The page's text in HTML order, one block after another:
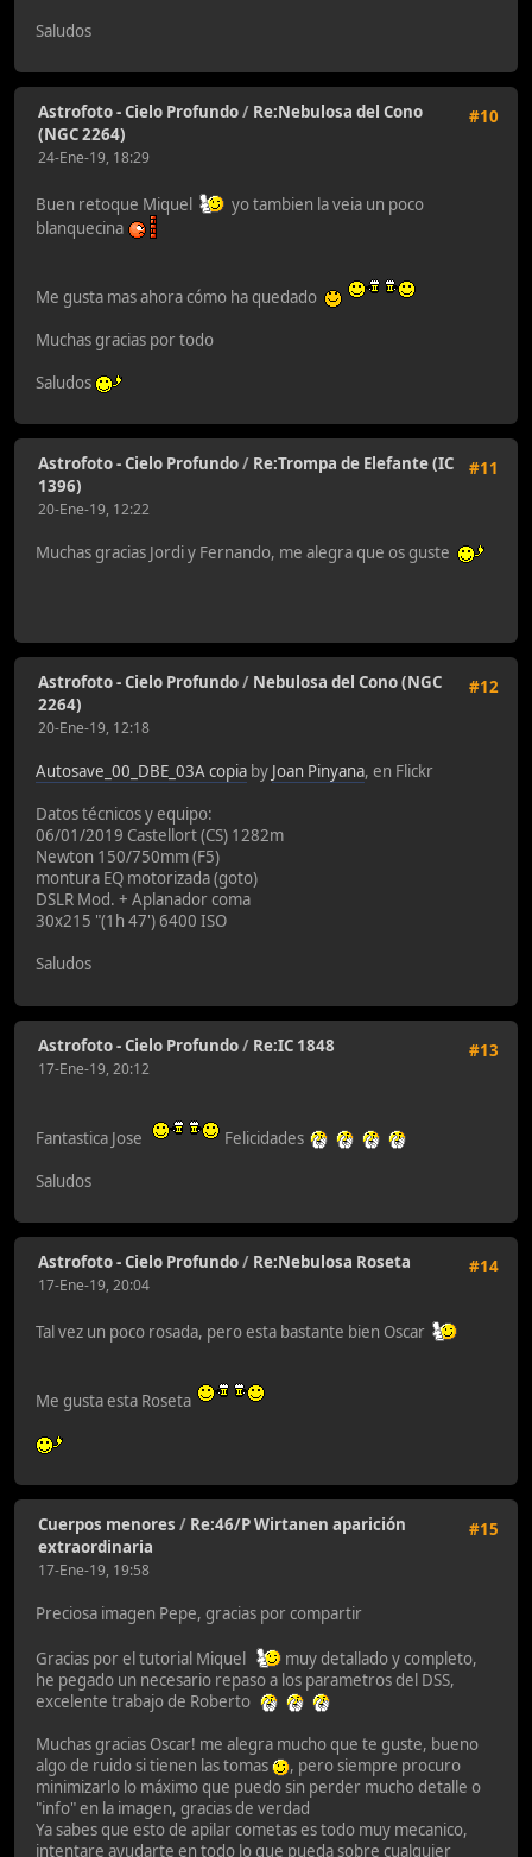
Saludos
#10
Astrofoto - Cielo Profundo/ Re:Nebulosa del Cono
(NGC 2264)
24-Ene-19, 18:29
Buen retoque Miquel
yo tambien la veia un poco
blanquecina
Me gusta mas ahora cómo ha quedado
Muchas gracias por todo
Saludos
#11
Astrofoto - Cielo Profundo/ Re:Trompa de Elefante (IC
1396)
20-Ene-19, 12:22
Muchas gracias Jordi y Fernando, me alegra que os guste
#12
Astrofoto - Cielo Profundo/ Nebulosa del Cono (NGC
2264)
20-Ene-19, 12:18
Autosave_00_DBE_03A copia by Joan Pinyana, en Flickr
Datos técnicos y equipo:
06/01/2019 Castellort (CS) 1282m
Newton 150/750mm (F5)
montura EQ motorizada (goto)
DSLR Mod. + Aplanador coma
30x215 "(1h 47') 6400 ISO
Saludos
#13
Astrofoto - Cielo Profundo/ Re:IC 1848
17-Ene-19, 20:12
Fantastica Jose
Felicidades
Saludos
#14
Astrofoto - Cielo Profundo/ Re:Nebulosa Roseta
17-Ene-19, 20:04
Tal vez un poco rosada, pero esta bastante bien Oscar
Me gusta esta Roseta
#15
Cuerpos menores / Re:46/P Wirtanen aparición
extraordinaria
17-Ene-19, 19:58
Preciosa imagen Pepe, gracias por compartir
Gracias por el tutorial Miquel
muy detallado y completo,
he pegado un necesario repaso a los parametros del DSS,
excelente trabajo de Roberto
Muchas gracias Oscar! me alegra mucho que te guste, bueno
algo de ruido si tienen las tomas
, pero siempre procuro
minimizarlo lo máximo que puedo sin perder mucho detalle o
"info" en la imagen, gracias de verdad
Ya sabes que esto de apilar cometas es todo muy mecanico,
intentare ayudarte en todo lo que pueda sobre cualquier